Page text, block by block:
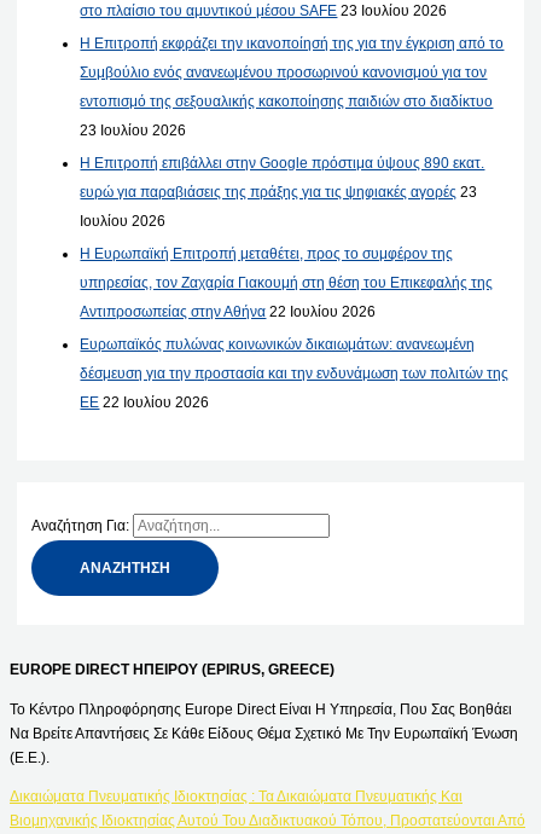
στο πλαίσιο του αμυντικού μέσου SAFE 23 Ιουλίου 2026
Η Επιτροπή εκφράζει την ικανοποίησή της για την έγκριση από το
Συμβούλιο ενός ανανεωμένου προσωρινού κανονισμού για τον
εντοπισμό της σεξουαλικής κακοποίησης παιδιών στο διαδίκτυο
23 Ιουλίου 2026
Η Επιτροπή επιβάλλει στην Google πρόστιμα ύψους 890 εκατ.
ευρώ για παραβιάσεις της πράξης για τις ψηφιακές αγορές 23
Ιουλίου 2026
Η Ευρωπαϊκή Επιτροπή μεταθέτει, προς το συμφέρον της
υπηρεσίας, τον Ζαχαρία Γιακουμή στη θέση του Επικεφαλής της
Αντιπροσωπείας στην Αθήνα 22 Ιουλίου 2026
Ευρωπαϊκός πυλώνας κοινωνικών δικαιωμάτων: ανανεωμένη
δέσμευση για την προστασία και την ενδυνάμωση των πολιτών της
ΕΕ 22 Ιουλίου 2026
Αναζήτηση Για:
EUROPE DIRECT ΗΠΕΙΡΟΥ (EPIRUS, GREECE)
Το Κέντρο Πληροφόρησης Europe Direct Είναι Η Υπηρεσία, Που Σας Βοηθάει
Να Βρείτε Απαντήσεις Σε Κάθε Είδους Θέμα Σχετικό Με Την Ευρωπαϊκή Ένωση
(Ε.Ε.).
Δικαιώματα Πνευματικής Ιδιοκτησίας : Τα Δικαιώματα Πνευματικής Και
Βιομηχανικής Ιδιοκτησίας Αυτού Του Διαδικτυακού Τόπου, Προστατεύονται Από